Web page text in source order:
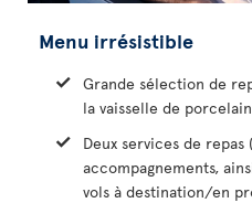
Menu irrésistible
Grande sélection de
la vaisselle de
Deux services de
accompagnements,
vols à destination/en